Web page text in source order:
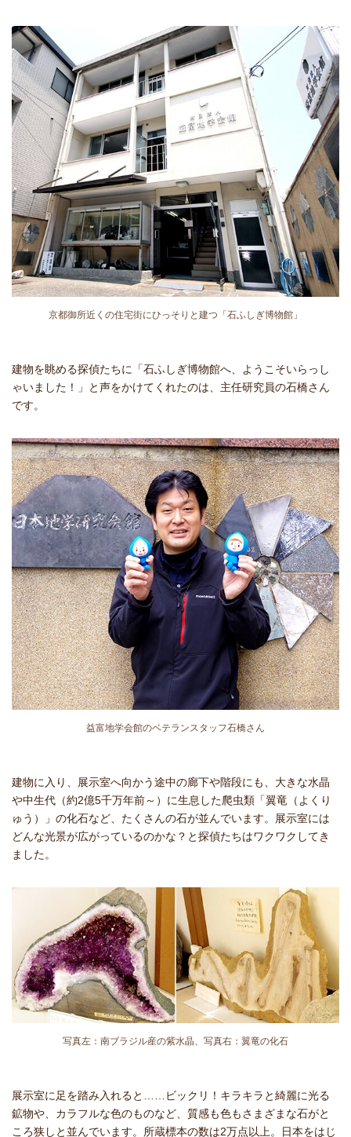
京都御所近くの住宅街にひっそりと建つ「石ふしぎ博物館」
建物を眺める探偵たちに「石ふしぎ博物館へ、ようこそいらっし
ゃいました！」と声をかけてくれたのは、主任研究員の石橋さん
です。
益富地学会館のベテランスタッフ石橋さん
建物に入り、展示室へ向かう途中の廊下や階段にも、大きな水晶
や中生代（約2億5千万年前～）に生息した爬虫類「翼竜（よくり
ゅう）」の化石など、たくさんの石が並んでいます。展示室には
どんな光景が広がっているのかな？と探偵たちはワクワクしてき
ました。
写真左：南ブラジル産の紫水晶、写真右：翼竜の化石
展示室に足を踏み入れると……ビックリ！キラキラと綺麗に光る
鉱物や、カラフルな色のものなど、質感も色もさまざまな石がと
ころ狭しと並んでいます。所蔵標本の数は2万点以上。日本をはじ